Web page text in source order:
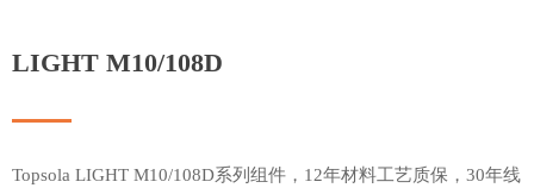
LIGHT M10/108D
Topsola LIGHT M10/108D系列组件，12年材料工艺质保，30年线